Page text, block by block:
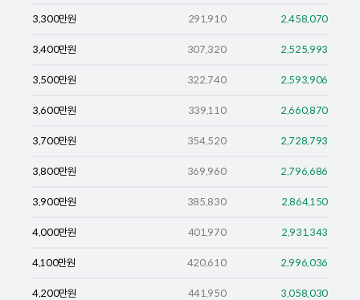
3,300만원 291,910 2,458,070
3,400만원 307,320 2,525,993
3,500만원 322,740 2,593,906
3,600만원 339,110 2,660,870
3,700만원 354,520 2,728,793
3,800만원 369,960 2,796,686
3,900만원 385,830 2,864,150
4,000만원 401,970 2,931,343
4,100만원 420,610 2,996,036
4,200만원 441,950 3,058,030